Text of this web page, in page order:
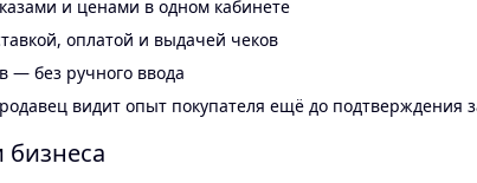
и ценами в одном кабинете
оплатой и выдачей чеков
— без ручного ввода
видит опыт покупателя ещё до подтверждения